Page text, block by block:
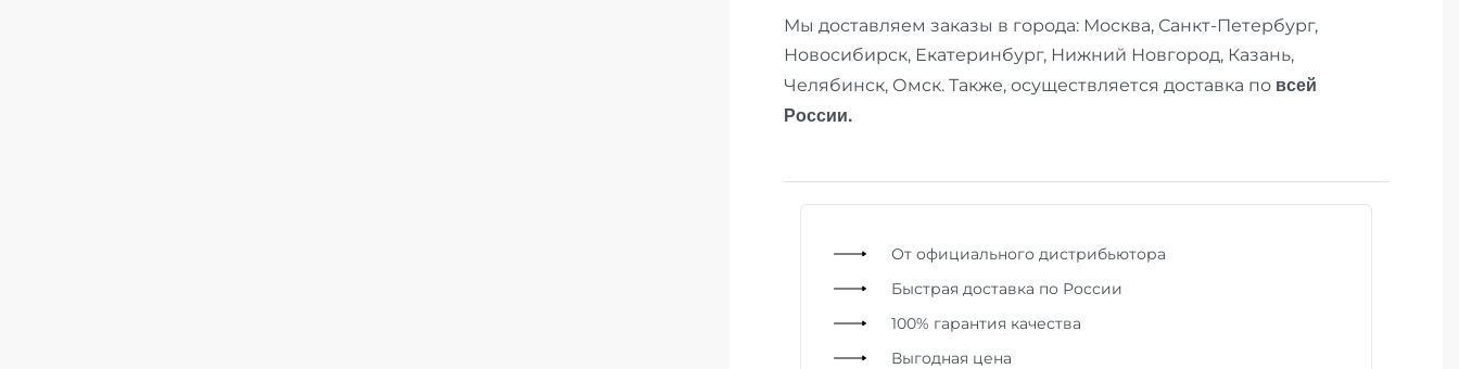
Мы доставляем заказы в города: Москва, Санкт-Петербург,
Новосибирск, Екатеринбург, Нижний Новгород, Казань,
Челябинск, Омск. Также, осуществляется доставка по всей
России.
От официального дистрибьютора
Быстрая доставка по России
100% гарантия качества
Выгодная цена